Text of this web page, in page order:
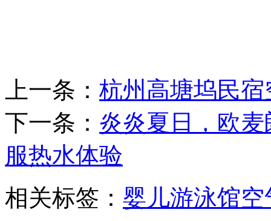
上一条： 杭州高塘坞民
下一条： 炎炎夏日，欧
服热水体验
相关标签： 婴儿游泳馆